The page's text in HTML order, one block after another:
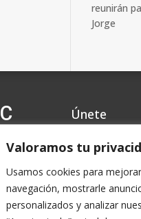
Valoramos tu
Usamos cookies para
navegación, mostrarle
personalizados y analizar
reunirán
Jorge
Únete
Preguntas
Política de
Cookies